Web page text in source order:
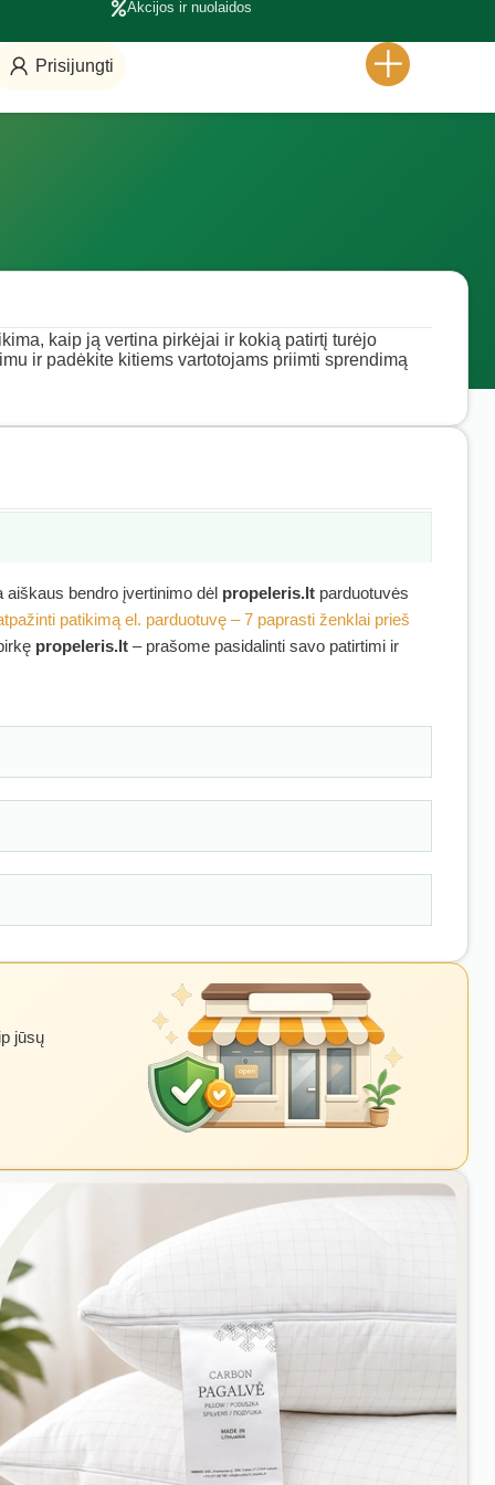
Akcijos ir nuolaidos
Prisijungti
kaip ją vertina pirkėjai ir kokią patirtį turėjo
ir padėkite kitiems vartotojams priimti sprendimą
aiškaus bendro įvertinimo dėl propeleris.lt parduotuvės
patikimą el. parduotuvę – 7 paprasti ženklai prieš
propeleris.lt – prašome pasidalinti savo patirtimi ir
jūsų